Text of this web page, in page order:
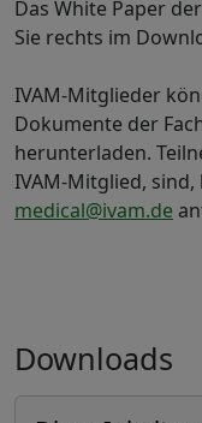
Das White Paper
Sie rechts im
IVAM-Mitglieder
Dokumente der
herunterladen.
IVAM-Mitglied,
medical@ivam.de
Downloads